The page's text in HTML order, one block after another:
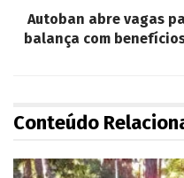
Autoban abre vagas
balança com
Conteúdo